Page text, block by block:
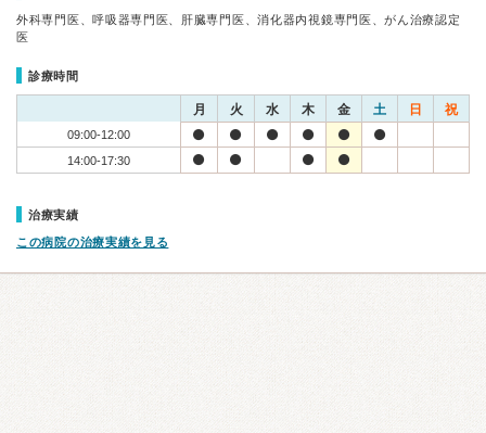
外科専門医、呼吸器専門医、肝臓専門医、消化器内視鏡専門医、がん治療認定
医
診療時間
月 火 水 木 金 土 日 祝
09:00-12:00
14:00-17:30
治療実績
この病院の治療実績を見る